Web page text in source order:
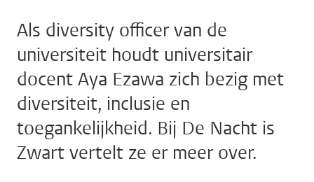
Als diversity officer van de
universiteit houdt universitair
docent Aya Ezawa zich bezig met
diversiteit, inclusie en
toegankelijkheid. Bij De Nacht is
Zwart vertelt ze er meer over.